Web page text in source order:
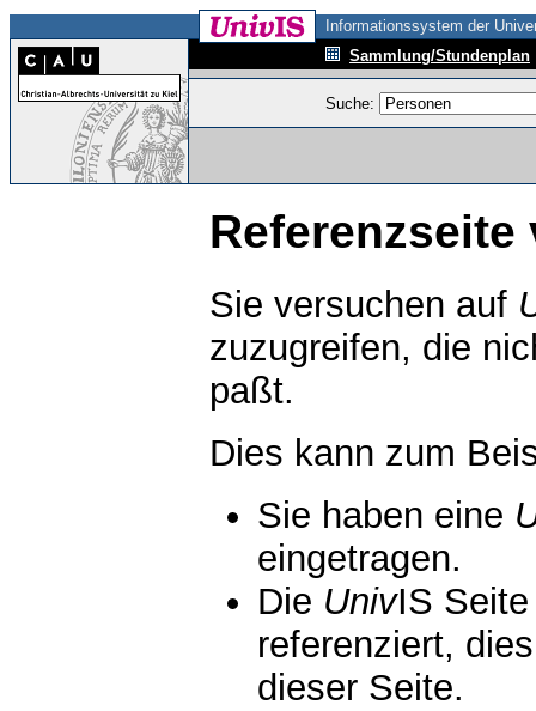
Informationssystem der
Sammlung/Stundenplan
Suche:
Referenzseite
Sie versuchen auf
zuzugreifen, die
paßt.
Dies kann zum
Sie haben eine
eingetragen.
Die UnivIS
referenziert,
dieser Seite.